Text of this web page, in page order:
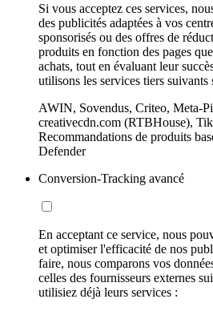
Si vous acceptez ces services,
des publicités adaptées à vos
sponsorisés ou des offres de
produits en fonction des pages
achats, tout en évaluant leur
utilisons les services tiers suivants
AWIN, Sovendus, Criteo, Meta-
creativecdn.com (RTBHouse),
Recommandations de produits
Defender
Conversion-Tracking avancé
En acceptant ce service, nous
et optimiser l'efficacité de nos
faire, nous comparons vos
celles des fournisseurs externes
utilisiez déjà leurs services :